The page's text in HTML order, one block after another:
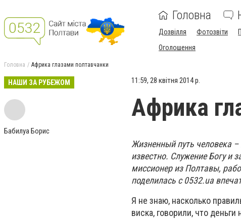
Головна
Дозвілля Фотозвіти
Оголошення
Головна Африка глазами полтавчанки
НАШИ ЗА РУБЕЖОМ
Бабилуа Борис
11:59, 28 квітня 2014 р.
Африка
Жизненный путь человека
известно. Служение Богу и
миссионер из Полтавы,
поделилась с 0532.ua
Я не знаю, насколько
виска, говорили, что